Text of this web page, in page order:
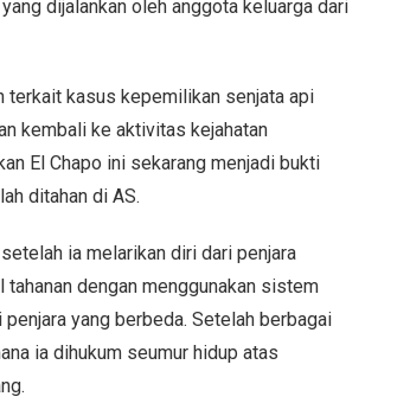
dijalankan oleh anggota keluarga dari
terkait kasus kepemilikan senjata api
kembali ke aktivitas kejahatan
El Chapo ini sekarang menjadi bukti
ditahan di AS.
ia melarikan diri dari penjara
dengan menggunakan sistem
yang berbeda. Setelah berbagai
ia dihukum seumur hidup atas